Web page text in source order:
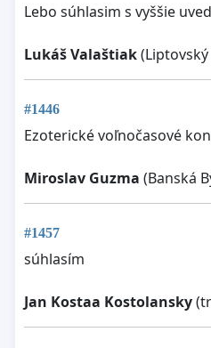
Lebo súhlasim s vyššie
Lukáš Valaštiak
#1446
Ezoterické voľnočasové
Miroslav Guzma (Banská
#1457
súhlasím
Jan Kostaa Kostolansky